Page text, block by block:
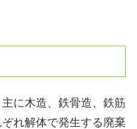
に木造、鉄骨造、鉄筋
れ解体で発生する廃棄